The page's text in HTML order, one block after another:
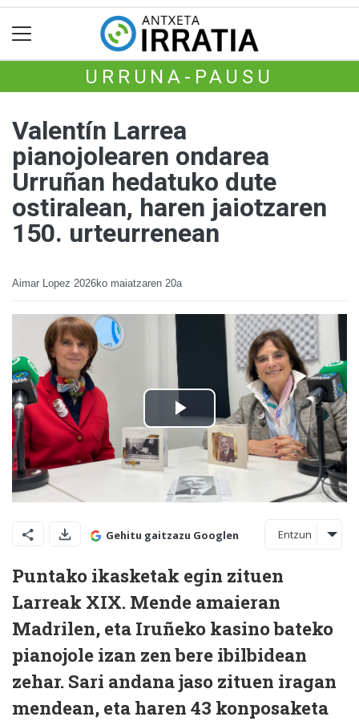
URRUNA-PAUSU
Valentín Larrea
pianojolearen ondarea
Urruñan hedatuko dute
ostiralean, haren jaiotzaren
150. urteurrenean
Aimar Lopez 2026ko maiatzaren 20a
Gehitu gaitzazu Googlen Entzun
Puntako ikasketak egin zituen
Larreak XIX. Mende amaieran
Madrilen, eta Iruñeko kasino bateko
pianojole izan zen bere ibilbidean
zehar. Sari andana jaso zituen iragan
mendean, eta haren 43 konposaketa